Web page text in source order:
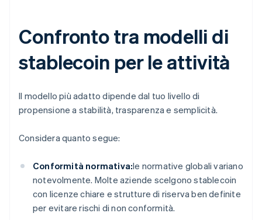
Confronto tra modelli di
stablecoin per le attività
Il modello più adatto dipende dal tuo livello di
propensione a stabilità, trasparenza e semplicità.
Considera quanto segue:
Conformità normativa:le normative globali variano
notevolmente. Molte aziende scelgono stablecoin
con licenze chiare e strutture di riserva ben definite
per evitare rischi di non conformità.